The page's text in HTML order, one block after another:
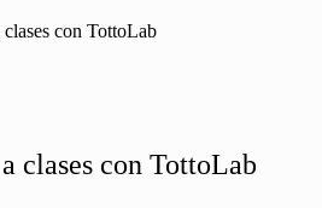
con TottoLab
clases con TottoLab